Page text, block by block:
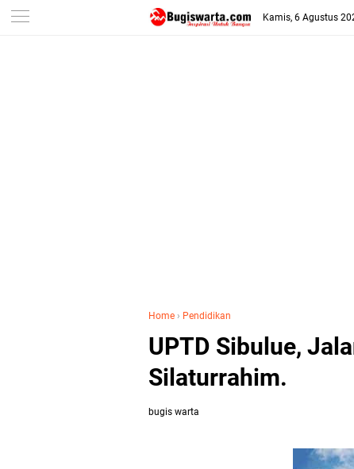
-->
Kamis, 6 Agustus
Home › Pendidikan
UPTD Sibulue,
Silaturrahim.
bugis warta